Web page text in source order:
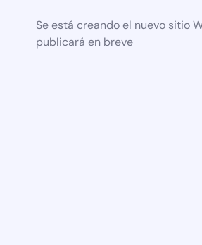
Se está creando el nuevo sitio
publicará en breve